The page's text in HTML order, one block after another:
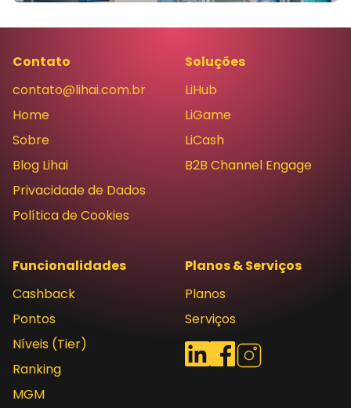
Contato
contato@lihai.com.br
Home
Sobre
Blog Lihai
Privacidade de Dados
Política de Cookies
Soluções
LiHub
LiGame
LiCash
B2B Channel Engage
Funcionalidades
Cashback
Pontos
Níveis (Tier)
Ranking
MGM
Planos & Serviços
Planos
Serviços
Redes sociais
LinkedInFacebook
Instagram